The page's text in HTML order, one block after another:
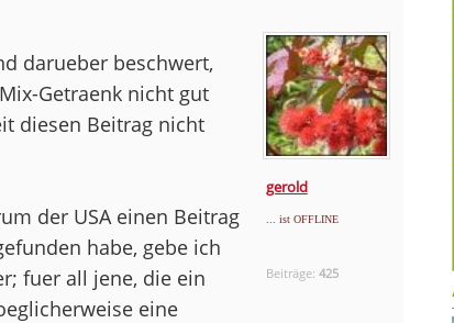
gerold
... ist OFFLINE
Beiträge: 425
darueber beschwert,
Getraenk nicht gut
diesen Beitrag nicht
der USA einen Beitrag
habe, gebe ich
fuer all jene, die ein
eine